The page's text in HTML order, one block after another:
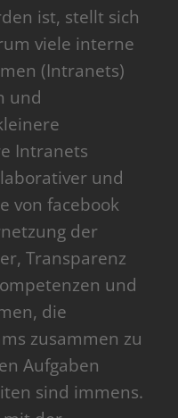
ist, stellt sich
viele interne
(Intranets)
und
Intranets
und
von facebook
der
Transparenz
und
die
zusammen zu
Aufgaben
sind immens.